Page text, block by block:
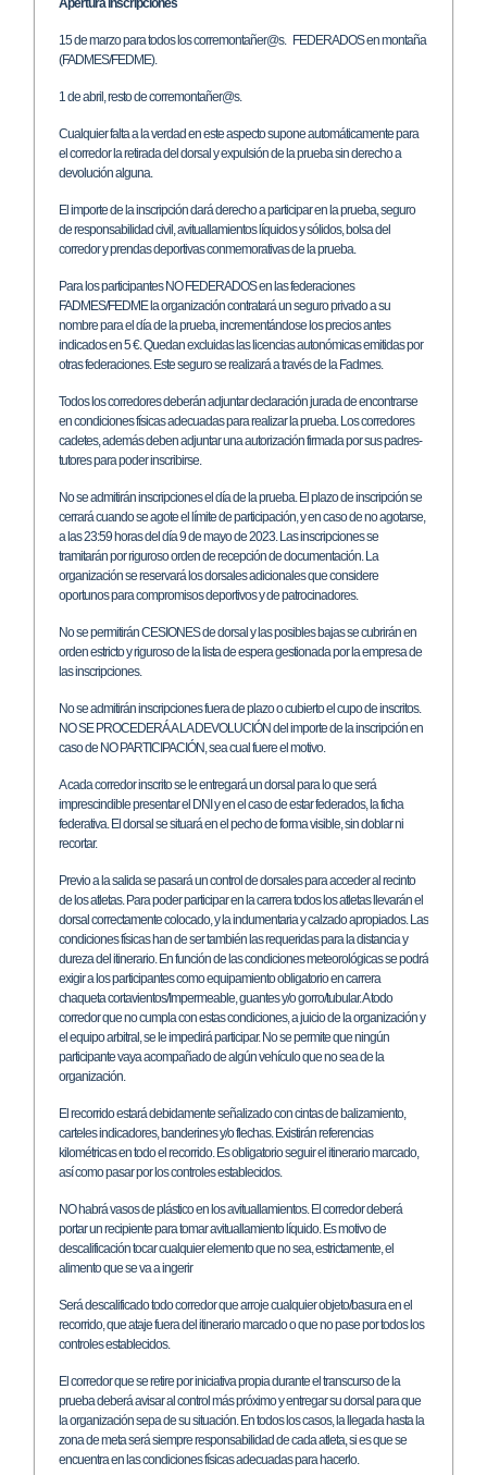
Apertura inscripciones
15 de marzo para todos los corremontañer@s. FEDERADOS en montaña
(FADMES/FEDME).
1 de abril, resto de corremontañer@s.
Cualquier falta a la verdad en este aspecto supone automáticamente para
el corredor la retirada del dorsal y expulsión de la prueba sin derecho a
devolución alguna.
El importe de la inscripción dará derecho a participar en la prueba, seguro
de responsabilidad civil, avituallamientos líquidos y sólidos, bolsa del
corredor y prendas deportivas conmemorativas de la prueba.
Para los participantes NO FEDERADOS en las federaciones
FADMES/FEDME la organización contratará un seguro privado a su
nombre para el día de la prueba, incrementándose los precios antes
indicados en 5 €. Quedan excluidas las licencias autonómicas emitidas por
otras federaciones. Este seguro se realizará a través de la Fadmes.
Todos los corredores deberán adjuntar declaración jurada de encontrarse
en condiciones físicas adecuadas para realizar la prueba. Los corredores
cadetes, además deben adjuntar una autorización firmada por sus padres-
tutores para poder inscribirse.
No se admitirán inscripciones el día de la prueba. El plazo de inscripción se
cerrará cuando se agote el límite de participación, y en caso de no agotarse,
a las 23:59 horas del día 9 de mayo de 2023. Las inscripciones se
tramitarán por riguroso orden de recepción de documentación. La
organización se reservará los dorsales adicionales que considere
oportunos para compromisos deportivos y de patrocinadores.
No se permitirán CESIONES de dorsal y las posibles bajas se cubrirán en
orden estricto y riguroso de la lista de espera gestionada por la empresa de
las inscripciones.
No se admitirán inscripciones fuera de plazo o cubierto el cupo de inscritos.
NO SE PROCEDERÁ A LA DEVOLUCIÓN del importe de la inscripción en
caso de NO PARTICIPACIÓN, sea cual fuere el motivo.
A cada corredor inscrito se le entregará un dorsal para lo que será
imprescindible presentar el DNI y en el caso de estar federados, la ficha
federativa. El dorsal se situará en el pecho de forma visible, sin doblar ni
recortar.
Previo a la salida se pasará un control de dorsales para acceder al recinto
de los atletas. Para poder participar en la carrera todos los atletas llevarán el
dorsal correctamente colocado, y la indumentaria y calzado apropiados. Las
condiciones físicas han de ser también las requeridas para la distancia y
dureza del itinerario. En función de las condiciones meteorológicas se podrá
exigir a los participantes como equipamiento obligatorio en carrera
chaqueta cortavientos/Impermeable, guantes y/o gorro/tubular. A todo
corredor que no cumpla con estas condiciones, a juicio de la organización y
el equipo arbitral, se le impedirá participar. No se permite que ningún
participante vaya acompañado de algún vehículo que no sea de la
organización.
El recorrido estará debidamente señalizado con cintas de balizamiento,
carteles indicadores, banderines y/o flechas. Existirán referencias
kilométricas en todo el recorrido. Es obligatorio seguir el itinerario marcado,
así como pasar por los controles establecidos.
NO habrá vasos de plástico en los avituallamientos. El corredor deberá
portar un recipiente para tomar avituallamiento líquido. Es motivo de
descalificación tocar cualquier elemento que no sea, estrictamente, el
alimento que se va a ingerir
Será descalificado todo corredor que arroje cualquier objeto/basura en el
recorrido, que ataje fuera del itinerario marcado o que no pase por todos los
controles establecidos.
El corredor que se retire por iniciativa propia durante el transcurso de la
prueba deberá avisar al control más próximo y entregar su dorsal para que
la organización sepa de su situación. En todos los casos, la llegada hasta la
zona de meta será siempre responsabilidad de cada atleta, si es que se
encuentra en las condiciones físicas adecuadas para hacerlo.